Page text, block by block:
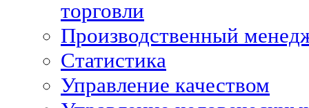
торговли
Производственный
Статистика
Управление качеством